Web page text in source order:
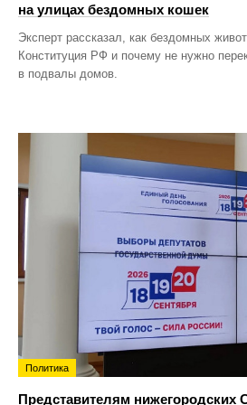
на улицах бездомных кошек
Эксперт рассказал, как бездомных
Конституция РФ и почему не нужно
в подвалы домов.
Политика
Представителям нижегородских